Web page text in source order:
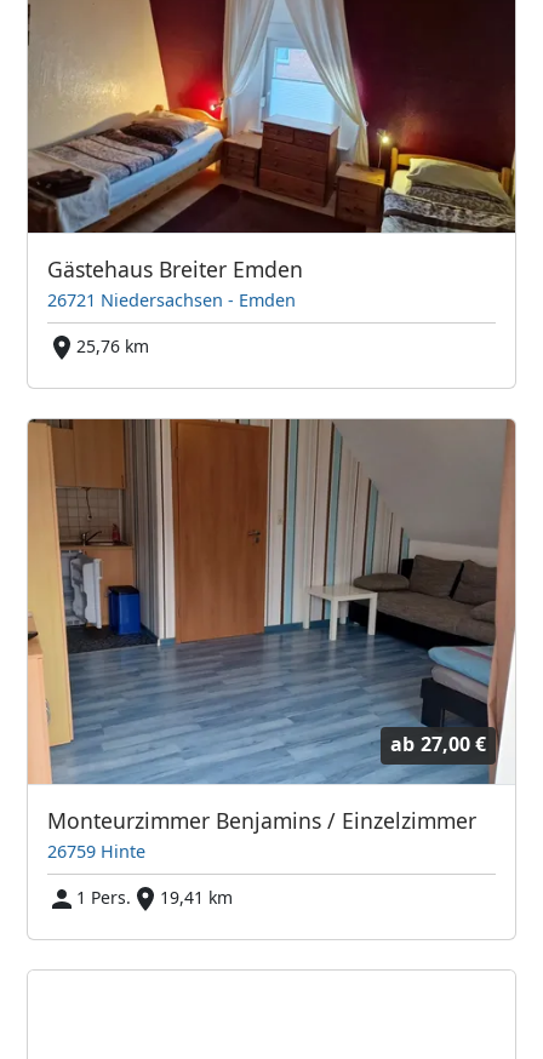
Gästehaus Breiter Emden
26721 Niedersachsen - Emden
25,76 km
ab 27,00 €
Monteurzimmer Benjamins / Einzelzimmer
26759 Hinte
1 Pers.
19,41 km